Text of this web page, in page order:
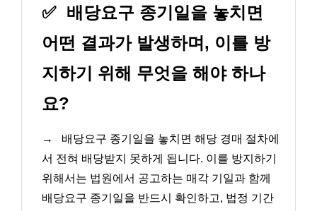
✅ 배당요구 종기일을 놓치면
어떤 결과가 발생하며, 이를 방
지하기 위해 무엇을 해야 하나
요?
→
배당요구 종기일을 놓치면 해당 경매 절차에
서 전혀 배당받지 못하게 됩니다. 이를 방지하기
위해서는 법원에서 공고하는 매각 기일과 함께
배당요구 종기일을 반드시 확인하고, 법정 기간